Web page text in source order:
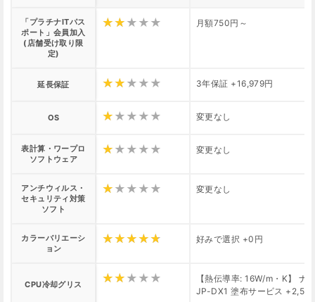
「プラチナITパス
ポート」会員加入
(店舗受け取り限
定)
月額750円～
延長保証 3年保証 +16,979円
OS 変更なし
表計算・ワープロ
ソフトウェア
変更なし
アンチウィルス・
セキュリティ対策
ソフト
変更なし
カラーバリエーシ
ョン
好みで選択 +0円
CPU冷却グリス
【熱伝導率: 16W/m・K】 ナ
JP-DX1 塗布サービス